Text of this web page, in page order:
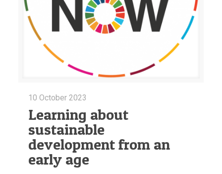
10 October 2023
Learning about
sustainable
development from an
early age